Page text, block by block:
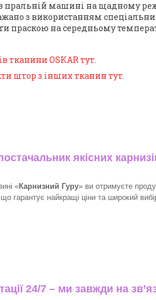
пральній машині на щадному
з використанням
праскою на середньому
тканини OSKAR тут.
штор з інших тканин тут.
якісних
«Карнизний Гуру» ви отримуєте
гарантує найкращі ціни та широкий
24/7 – ми завжди на